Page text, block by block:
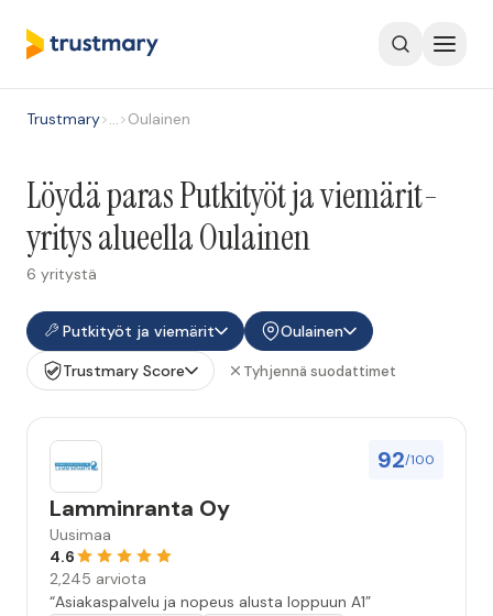
Trustmary>…>Oulainen
Löydä paras Putkityöt ja viemärit-
yritys alueella Oulainen
6 yritystä
Putkityöt ja viemärit
Oulainen
Trustmary Score
Tyhjennä suodattimet
92/100
Lamminranta Oy
Uusimaa
4.6
2,245 arviota
“Asiakaspalvelu ja nopeus alusta loppuun A1”